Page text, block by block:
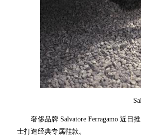
奢侈品牌 Salvatore Ferragamo 近日
士打造经典专属鞋款。